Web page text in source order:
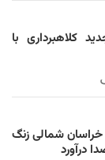
کلاهبرداری با
راننده ۱۲ ساله در خراسان شمالی زنگ
درآورد